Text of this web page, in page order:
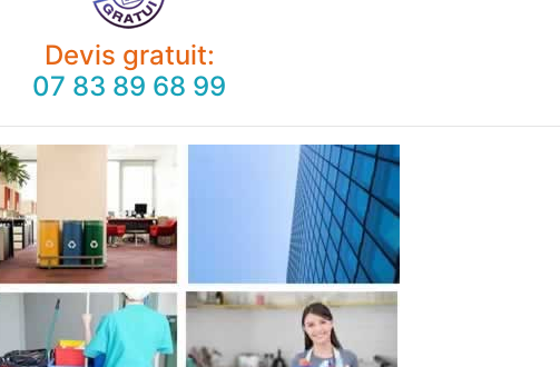
Devis gratuit:
07 83 89 68 99